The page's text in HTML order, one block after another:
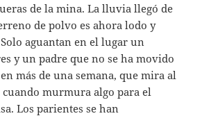
de la mina. La lluvia llegó de
de polvo es ahora lodo y
aguantan en el lugar un
y un padre que no se ha movido
más de una semana, que mira al
cuando murmura algo para el
Los parientes se han